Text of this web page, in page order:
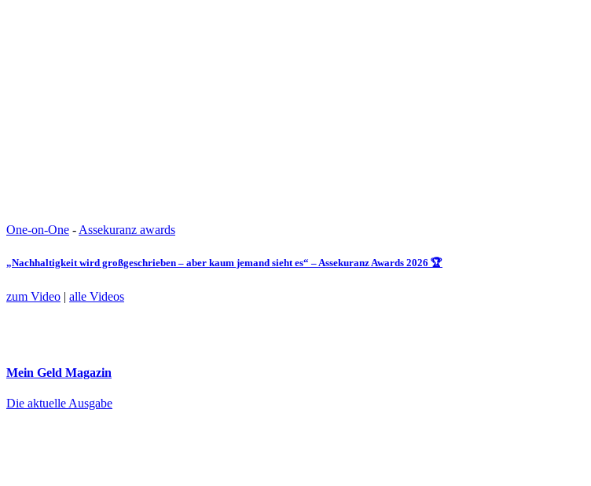
One-on-One -Assekuranz awards
„Nachhaltigkeit wird großgeschrieben – aber kaum jemand sieht es“ – Assekuranz Awards 2026 🏆
zum Video | alle Videos
Mein Geld Magazin
Die aktuelle Ausgabe